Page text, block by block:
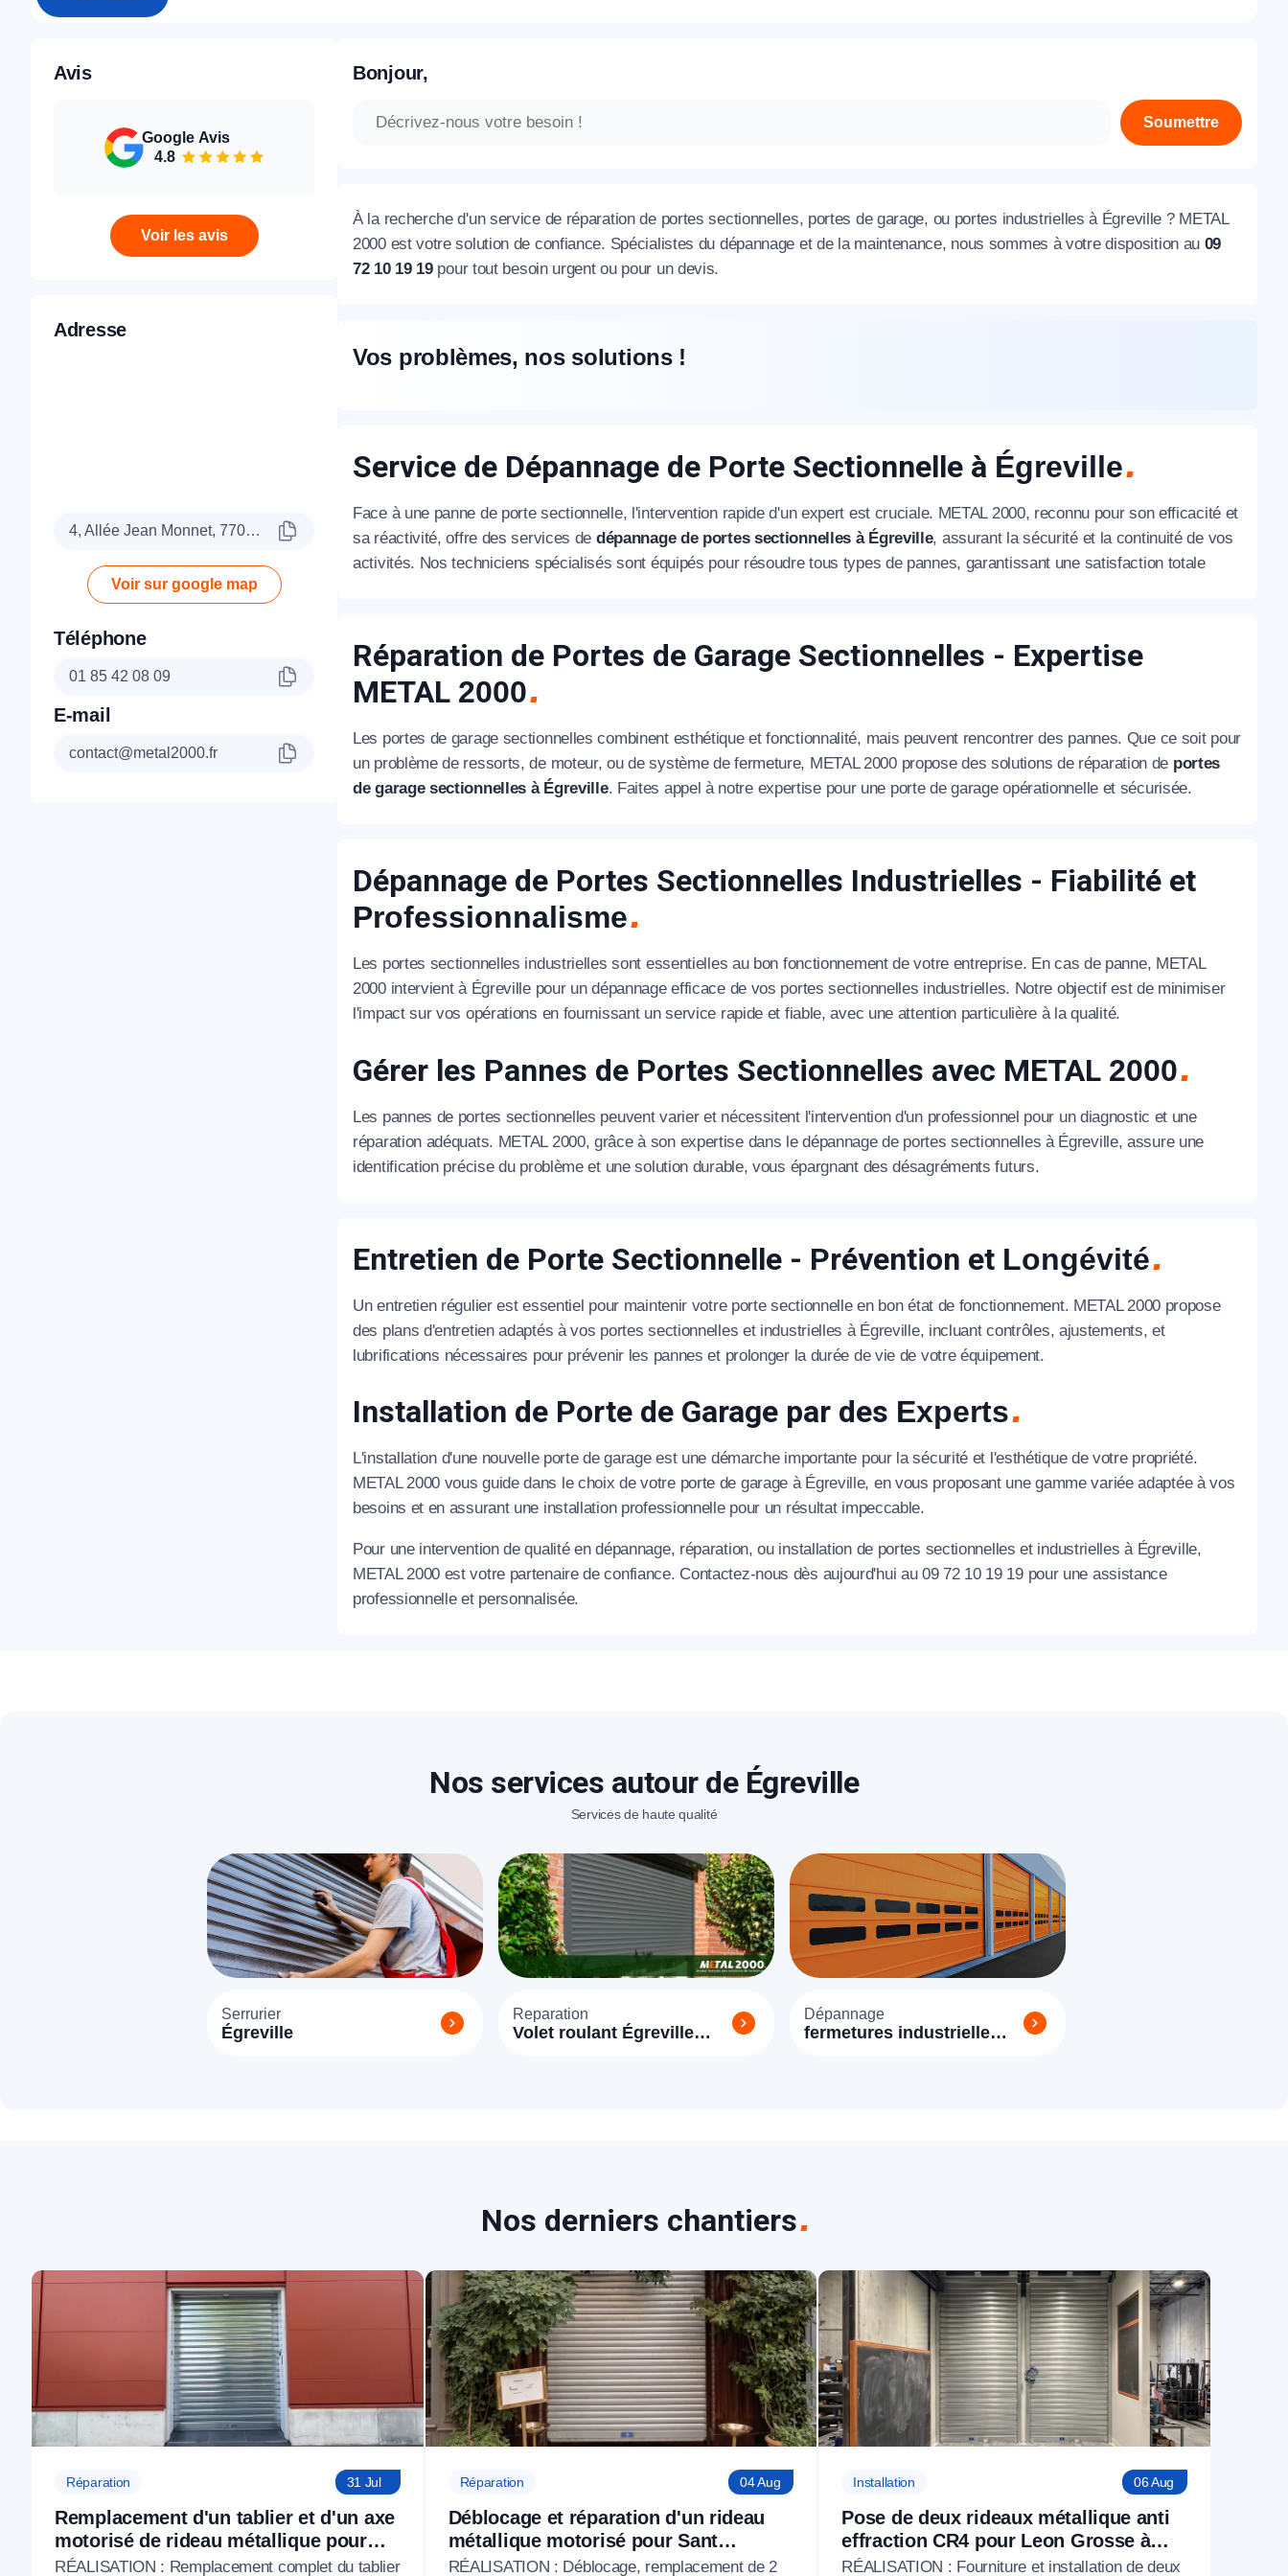
Avis
Google Avis
4.8
Voir les avis
Adresse
4, Allée Jean Monnet, 77090 Collégien
Voir sur google map
Téléphone
01 85 42 08 09
E-mail
contact@metal2000.fr
Bonjour,
Soumettre
À la recherche d'un service de réparation de portes sectionnelles, portes de garage, ou portes industrielles à Égreville ? METAL
2000 est votre solution de confiance. Spécialistes du dépannage et de la maintenance, nous sommes à votre disposition au 09
72 10 19 19pour tout besoin urgent ou pour un devis.
Vos problèmes, nos solutions !
Service de Dépannage de Porte Sectionnelle à Égreville
Face à une panne de porte sectionnelle, l'intervention rapide d'un expert est cruciale. METAL 2000, reconnu pour son efficacité et
sa réactivité, offre des services de dépannage de portes sectionnelles à Égreville, assurant la sécurité et la continuité de vos
activités. Nos techniciens spécialisés sont équipés pour résoudre tous types de pannes, garantissant une satisfaction totale
Réparation de Portes de Garage Sectionnelles - Expertise
METAL 2000
Les portes de garage sectionnelles combinent esthétique et fonctionnalité, mais peuvent rencontrer des pannes. Que ce soit pour
un problème de ressorts, de moteur, ou de système de fermeture, METAL 2000 propose des solutions de réparation de portes
de garage sectionnelles à Égreville. Faites appel à notre expertise pour une porte de garage opérationnelle et sécurisée.
Dépannage de Portes Sectionnelles Industrielles - Fiabilité et
Professionnalisme
Les portes sectionnelles industrielles sont essentielles au bon fonctionnement de votre entreprise. En cas de panne, METAL
2000 intervient à Égreville pour un dépannage efficace de vos portes sectionnelles industrielles. Notre objectif est de minimiser
l'impact sur vos opérations en fournissant un service rapide et fiable, avec une attention particulière à la qualité.
Gérer les Pannes de Portes Sectionnelles avec METAL 2000
Les pannes de portes sectionnelles peuvent varier et nécessitent l'intervention d'un professionnel pour un diagnostic et une
réparation adéquats. METAL 2000, grâce à son expertise dans le dépannage de portes sectionnelles à Égreville, assure une
identification précise du problème et une solution durable, vous épargnant des désagréments futurs.
Entretien de Porte Sectionnelle - Prévention et Longévité
Un entretien régulier est essentiel pour maintenir votre porte sectionnelle en bon état de fonctionnement. METAL 2000 propose
des plans d'entretien adaptés à vos portes sectionnelles et industrielles à Égreville, incluant contrôles, ajustements, et
lubrifications nécessaires pour prévenir les pannes et prolonger la durée de vie de votre équipement.
Installation de Porte de Garage par des Experts
L'installation d'une nouvelle porte de garage est une démarche importante pour la sécurité et l'esthétique de votre propriété.
METAL 2000 vous guide dans le choix de votre porte de garage à Égreville, en vous proposant une gamme variée adaptée à vos
besoins et en assurant une installation professionnelle pour un résultat impeccable.
Pour une intervention de qualité en dépannage, réparation, ou installation de portes sectionnelles et industrielles à Égreville,
METAL 2000 est votre partenaire de confiance. Contactez-nous dès aujourd'hui au 09 72 10 19 19 pour une assistance
professionnelle et personnalisée.
Nos services autour de Égreville
Services de haute qualité
Serrurier
Égreville
Reparation
Volet roulant Égreville
Dépannage
fermetures industrielle
Nos derniers chantiers
Réparation 31 Jul
Remplacement d'un tablier et d'un axe
motorisé de rideau métallique pour
M'CHADAL (Optical Center) (95)
RÉALISATION : Remplacement complet du tablier
Réparation 04 Aug
Déblocage et réparation d'un rideau
métallique motorisé pour Sant
Ambroeus Paris à Paris 6 (75)
RÉALISATION : Déblocage, remplacement de 2
Installation 06 Aug
Pose de deux rideaux métallique anti
effraction CR4 pour Leon Grosse à
Paris 17 (75)
RÉALISATION : Fourniture et installation de deux
Rappel immédiat
Nous vous remercions pour
Téléphone
* Champs obligatoires pour traiter votre demande.